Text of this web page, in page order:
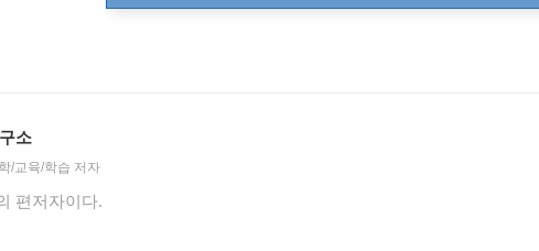
소
/교육/학습 저자
편저자이다.